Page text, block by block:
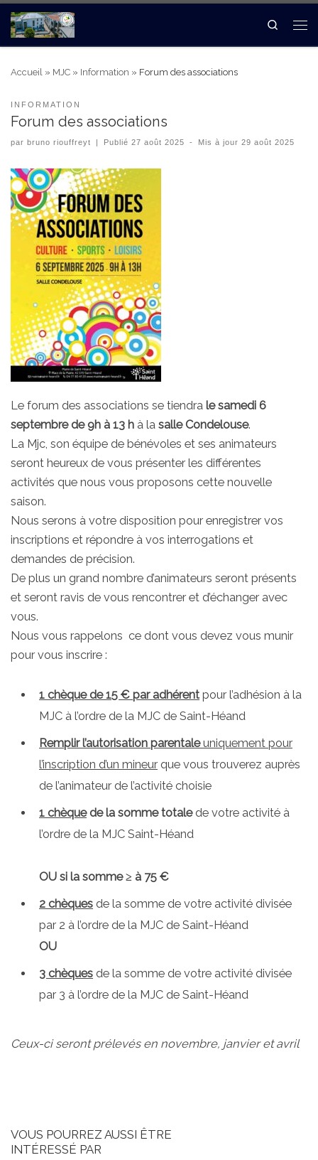
Search
Accueil » MJC » Information » Forum des associations
INFORMATION
Forum des associations
par bruno riouffreyt | Publié27 août 2025 - Mis à jour29 août 2025
Le forum des associations se tiendra le samedi 6
septembre de 9h à 13 h à la salle Condelouse.
La Mjc, son équipe de bénévoles et ses animateurs
seront heureux de vous présenter les différentes
activités que nous vous proposons cette nouvelle
saison.
Nous serons à votre disposition pour enregistrer vos
inscriptions et répondre à vos interrogations et
demandes de précision.
De plus un grand nombre d’animateurs seront présents
et seront ravis de vous rencontrer et d’échanger avec
vous.
Nous vous rappelons ce dont vous devez vous munir
pour vous inscrire :
1 chèque de 15 € par adhérent pour l’adhésion à la
MJC à l’ordre de la MJC de Saint-Héand
Remplir l’autorisation parentaleuniquement pour
l’inscription d’un mineur que vous trouverez auprès
de l’animateur de l’activité choisie
1 chèquede la somme totalede votre activité à
l’ordre de la MJC Saint-Héand
OU si la somme ≥ à 75 €
2 chèques de la somme de votre activité divisée
par 2 à l’ordre de la MJC de Saint-Héand
OU
3 chèques de la somme de votre activité divisée
par 3 à l’ordre de la MJC de Saint-Héand
Ceux-ci seront prélevés en novembre, janvier et avril
VOUS POURREZ AUSSI ÊTRE
INTÉRESSÉ PAR